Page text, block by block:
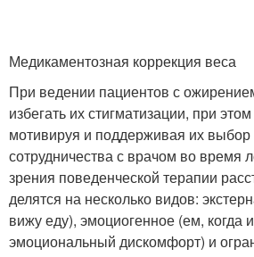
Медикаментозная коррекция веса
При ведении пациентов с
избегать их стигматизации, при
мотивируя и поддерживая их выбор
сотрудничества с врачом во время
зрения поведенческой терапии
делятся на несколько видов:
вижу еду), эмоциогенное (ем, когда
эмоциональный дискомфорт) и